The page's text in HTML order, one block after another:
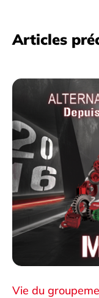
Articles
Vie du